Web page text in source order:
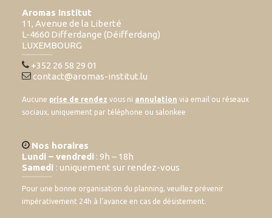
Aromas Institut
11, Avenue de la Liberté
L-4660 Differdange (Déifferdang)
LUXEMBOURG
+352 26 58 29 01
contact@aromas-institut.lu
Aucune prise de rendez vous ni annulation via email ou réseaux
sociaux, uniquement par téléphone ou salonkee
Nos horaires
Lundi – vendredi : 9h – 18h
Samedi : uniquement sur rendez-vous
Pour une bonne organisation du planning, veuillez prévenir
impérativement 24h à l’avance en cas de désistement.